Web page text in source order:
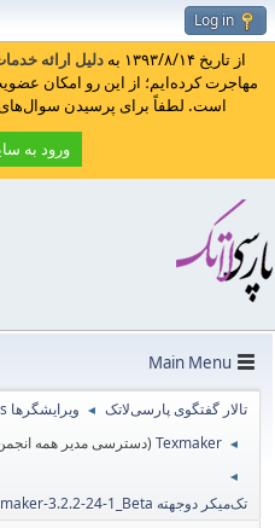
Log in
از تاریخ ۱۳۹۳/۸/۱۴ به دلیل ارائه
مهاجرت کرده‌ایم؛ از این رو امکان
است. لطفاً برای پرسیدن
ورود به
Main Menu
تالار گفتگوی پارسی‌لاتک ◄ ویرایشگرها Editors
◄
Texmaker (دسترسی مدیر همه
◄
تک‌میکر دوجهته bidiTeXmaker-3.2.2-24-1_Beta منتشر شد.(فقط برای آزمایش)